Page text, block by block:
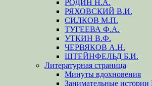
РОДИН Н.А.
РЯХОВСКИЙ В.И.
СИЛКОВ М.П.
ТУГЕЕВА Ф.А.
УТКИН В.Ф.
ЧЕРВЯКОВ А.Н.
ШТЕЙНФЕЛЬД Б.И.
Литературная страница
Минуты вдохновения
Занимательные истории